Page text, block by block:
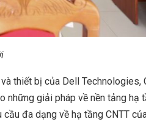
thiết bị của Dell Technologies,
những giải pháp về nền tảng hạ
đa dạng về hạ tầng CNTT